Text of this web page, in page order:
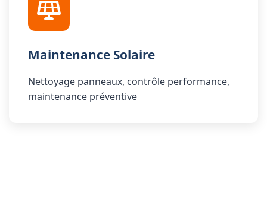
Maintenance Solaire
Nettoyage panneaux, contrôle performance,
maintenance préventive